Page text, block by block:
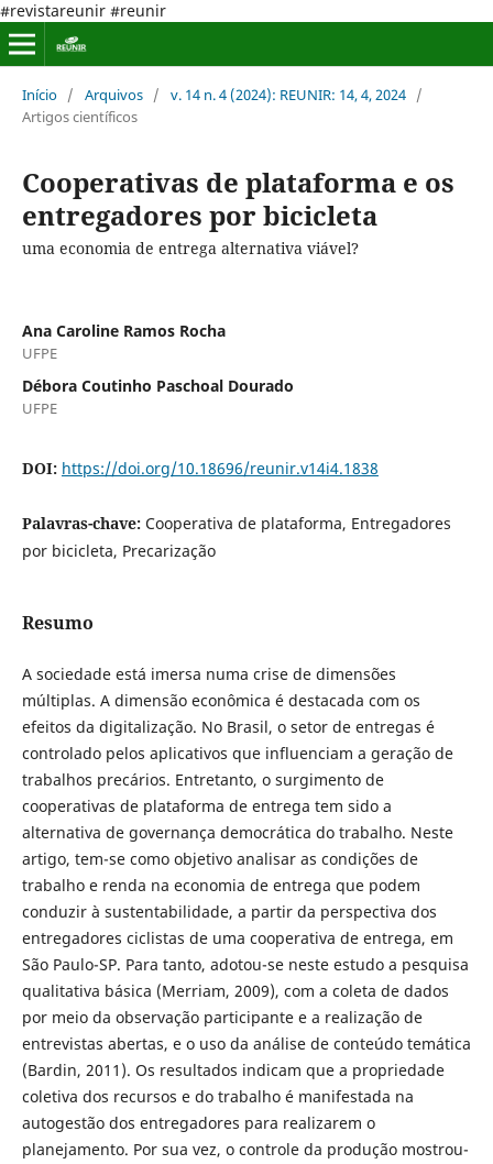
#revistareunir #reunir
Início / Arquivos / v. 14 n. 4 (2024): REUNIR: 14, 4, 2024 /
Artigos científicos
Cooperativas de plataforma e os
entregadores por bicicleta
uma economia de entrega alternativa viável?
Ana Caroline Ramos Rocha
UFPE
Débora Coutinho Paschoal Dourado
UFPE
DOI: https://doi.org/10.18696/reunir.v14i4.1838
Palavras-chave: Cooperativa de plataforma, Entregadores
por bicicleta, Precarização
Resumo
A sociedade está imersa numa crise de dimensões
múltiplas. A dimensão econômica é destacada com os
efeitos da digitalização. No Brasil, o setor de entregas é
controlado pelos aplicativos que influenciam a geração de
trabalhos precários. Entretanto, o surgimento de
cooperativas de plataforma de entrega tem sido a
alternativa de governança democrática do trabalho. Neste
artigo, tem-se como objetivo analisar as condições de
trabalho e renda na economia de entrega que podem
conduzir à sustentabilidade, a partir da perspectiva dos
entregadores ciclistas de uma cooperativa de entrega, em
São Paulo-SP. Para tanto, adotou-se neste estudo a pesquisa
qualitativa básica (Merriam, 2009), com a coleta de dados
por meio da observação participante e a realização de
entrevistas abertas, e o uso da análise de conteúdo temática
(Bardin, 2011). Os resultados indicam que a propriedade
coletiva dos recursos e do trabalho é manifestada na
autogestão dos entregadores para realizarem o
planejamento. Por sua vez, o controle da produção mostrou-